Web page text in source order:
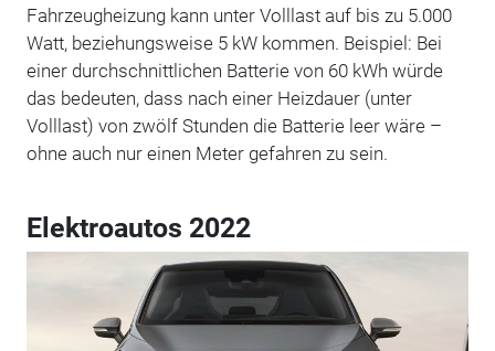
Fahrzeugheizung kann unter Volllast auf bis zu 5.000
Watt, beziehungsweise 5 kW kommen. Beispiel: Bei
einer durchschnittlichen Batterie von 60 kWh würde
das bedeuten, dass nach einer Heizdauer (unter
Volllast) von zwölf Stunden die Batterie leer wäre –
ohne auch nur einen Meter gefahren zu sein.
Elektroautos 2022